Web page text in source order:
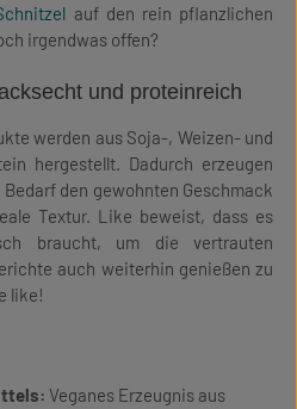
auf den rein pflanzlichen
irgendwas offen?
und proteinreich
werden aus Soja-, Weizen- und
hergestellt. Dadurch erzeugen
den gewohnten Geschmack
Textur. Like beweist, dass es
braucht, um die vertrauten
auch weiterhin genießen zu
like!
Veganes Erzeugnis aus